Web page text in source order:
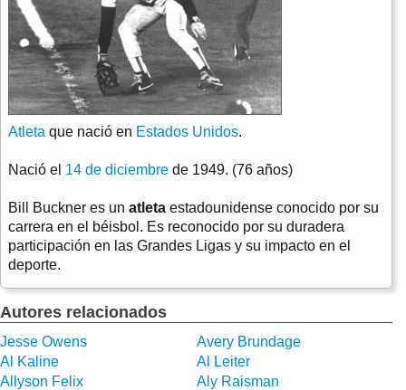
Atleta que nació en Estados Unidos.
Nació el 14 de diciembre de 1949. (76 años)
Bill Buckner es un atleta estadounidense conocido por su
carrera en el béisbol. Es reconocido por su duradera
participación en las Grandes Ligas y su impacto en el
deporte.
Autores relacionados
Jesse Owens
Avery Brundage
Al Kaline
Al Leiter
Allyson Felix
Aly Raisman